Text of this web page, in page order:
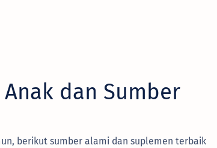
dan Sumber
berikut sumber alami dan suplemen terbaik